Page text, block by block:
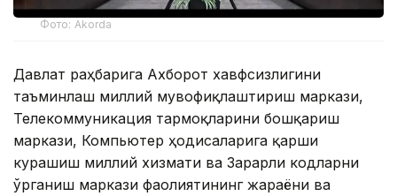
Фото: Akorda
Давлат раҳбарига Ахборот хавфсизлигини
таъминлаш миллий мувофиқлаштириш маркази,
Телекоммуникация тармоқларини бошқариш
маркази, Компьютер ҳодисаларига қарши
курашиш миллий хизмати ва Зарарли кодларни
ўрганиш маркази фаолиятининг жараёни ва